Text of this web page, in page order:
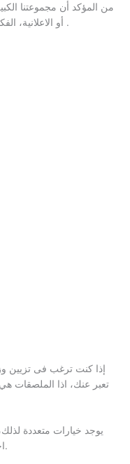
من المؤكد أن مجموعتنا
أو الاعلانية، الفكاهية وغير ذلك تحتوي على ما يناسب ذوقك .
إذا كنت ترغب فى تزيين
تعبر عنك، اذا الملصقات
يوجد خيارات متعددة
اختيار النوع المناسب من الملصقات الرقمية.